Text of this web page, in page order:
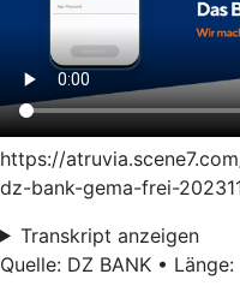
https://
dz-bank-gema-frei-
Transkript anzeigen
Quelle: DZ BANK •